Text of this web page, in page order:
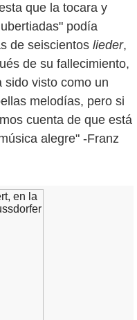
que la tocara y
podía
de seiscientos lieder,
de su fallecimiento,
sido visto como un
melodías, pero si
cuenta de que está
alegre" -Franz